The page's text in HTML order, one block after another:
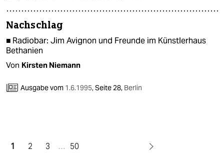
Nachschlag
■ Radiobar: Jim Avignon und Freunde im Künstlerhaus
Bethanien
Von Kirsten Niemann
Ausgabe vom 1.6.1995,Seite 28, Berlin
1 2 3 … 50